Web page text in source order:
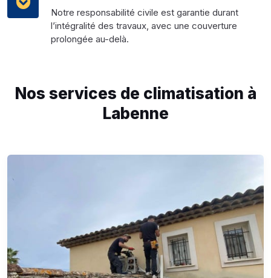
Notre responsabilité civile est garantie durant
l’intégralité des travaux, avec une couverture
prolongée au-delà.
Nos services de climatisation à
Labenne